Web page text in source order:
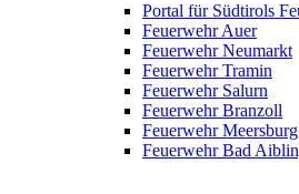
Portal für Südtirols
Feuerwehr Auer
Feuerwehr Neumarkt
Feuerwehr Tramin
Feuerwehr Salurn
Feuerwehr Branzoll
Feuerwehr Meersburg
Feuerwehr Bad